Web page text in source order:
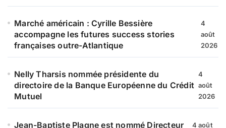
Marché américain : Cyrille Bessière
accompagne les futures success stories
françaises outre-Atlantique
4
août
2026
Nelly Tharsis nommée présidente du
directoire de la Banque Européenne du Crédit
Mutuel
4
août
2026
Jean-Baptiste Plagne est nommé Directeur
4 août